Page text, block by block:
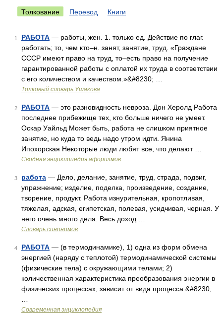
Толкование Перевод Книги
1 РАБОТА — работы, жен. 1. только ед. Действие по глаг.
работать; то, чем кто–н. занят, занятие, труд. «Граждане
СССР имеют право на труд, то–есть право на получение
гарантированной работы с оплатой их труда в соответствии
с его количеством и качеством.»&#8230; …
Толковый словарь Ушакова
2 РАБОТА — это разновидность невроза. Дон Херолд Работа
последнее прибежище тех, кто больше ничего не умеет.
Оскар Уайльд Может быть, работа не слишком приятное
занятие, но куда то ведь надо утром идти. Янина
Ипохорская Некоторые люди любят все, что делают …
Сводная энциклопедия афоризмов
3 работа — Дело, делание, занятие, труд, страда, подвиг,
упражнение; изделие, поделка, произведение, создание,
творение, продукт. Работа изнурительная, кропотливая,
тяжелая, адская, египетская, полевая, усидчивая, черная. У
него очень много дела. Весь доход …
Словарь синонимов
4 РАБОТА — (в термодинамике), 1) одна из форм обмена
энергией (наряду с теплотой) термодинамической системы
(физические тела) с окружающими телами; 2)
количественная характеристика преобразования энергии в
физических процессах; зависит от вида процесса.&#8230;
Современная энциклопедия